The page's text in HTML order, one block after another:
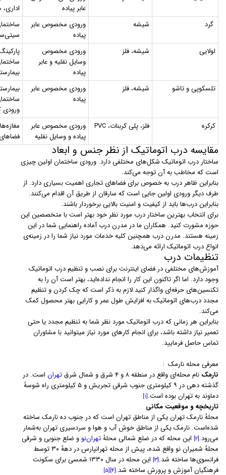
عابر پیاده
گرد
شیشه
ورودی مخصوص عابر
پیاده
لولایی
شیشه، فلز
ورودی مخصوص
وسایل نقلیه و عابر
پیاده
تلسکوپی و تاشو
شیشه، فلز
ورودی مخصوص عابر
پیاده
ورودی
کرکره
فلز، پلی کربنات، PVC
ورودی مخصوص عابر
پیاده و وسایل نقلیه
مقایسه درب اتوماتیک از نظر جنس و ابعاد
ساختار درب اتوماتیک شکل‌های مختلفی دارد. ورودی ساختمان اولین چیزی
است که مخاطب به آن توجه می‌کند.
بنابراین ظاهر درب به خصوص برای فضاهای تجاری اهمیت بسیاری دارد. از
طرف دیگر ورودی اولین جایی است که سارقان از طریق آن اقدام می‌کنند.
بنابراین درب‌ها باید از کیفیت و امنیت بالایی برخوردار باشند.
برای انتخاب بهترین ساختار درب مورد نظر خود بهتر است با متخصصین این
حوزه مشورت کنید. همکاران ما در مدرن درب آماده راهنمایی شما در این
زمینه هستند. مدرن درب همچنین کلیه خدمات مورد نیاز شما را در زمینه‌ی
انواع درب اتوماتیک ارائه می‌دهد.
تنظیمات درب
آموزش‌های مختلفی در فضای اینترنت برای نصب و تنظیم درب اتوماتیک
وجود دارد. اما اگر تاکنون این کار را انجام نداده‌اید، بهتر است آن را به
تکنسین‌های حرفه‌ای واگذار کنید.لازم به ذکر است که چک کردن و تنظیم
مجدد درب‌های اتوماتیک به افزایش طول عمر و کارایی بهتر محصول کمک
می‌کند.
بنابراین هر زمانی که درب اتوماتیک مورد نظر شما به تنظیم مجدد یا حتی
تعمیر نیاز داشته باشد، برای انجام کارهای مورد نیاز میتوانید با مشاوران
تماس حاصل فرمایید.
معرفی محله نارمک :
نارمَک نام محله‌ای واقع در منطقه ۸ و ۴ شرق و شمال شرق تهران است. در
گذشته دهی در ۹ کیلومتری جنوب شرقی تجریش و ۵ کیلومتری راه شوسهٔ
دماوند به تهران بوده‌ است.[۱]
تاریخچه و موقعیت مکانی
محلهٔ نارمک تهران یکی از مناطق تهران است که در جنوب ده نارمک ساخته
شده‌است. نارمک یکی از مناطق خوش آب و هوا و سردسیری تهران به‌شمار
می‌رود.[۲] این محله که در ضلع شمالی محلهٔتهران‌نوو ضلع جنوبی و شرقی
محلهٔ شمیران نو واقع شده، پیش از محله تهرانپارس در دههٔ ۳۰ توسط
فرانسوی‌ها ساخته شد.[۳]
این محله در سال ۱۳۳۰ شمسی برای سکونت
فرهنگیان آموزش و پرورش ساخته شد.[۴] [۵]